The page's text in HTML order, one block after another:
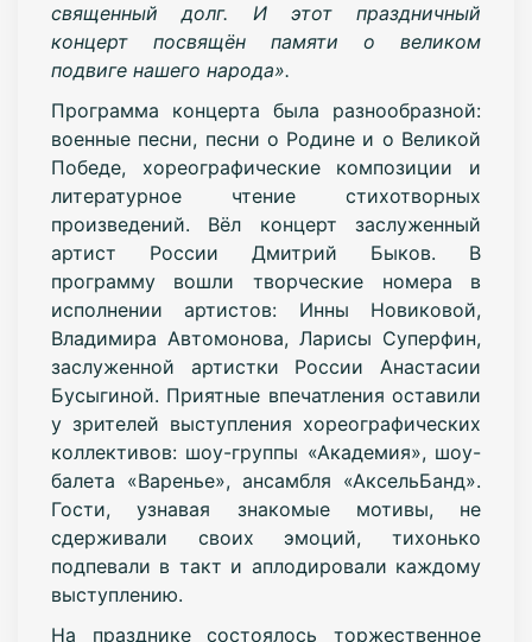
священный долг. И этот праздничный
концерт посвящён памяти о великом
подвиге нашего народа».
Программа концерта была разнообразной:
военные песни, песни о Родине и о Великой
Победе, хореографические композиции и
литературное чтение стихотворных
произведений. Вёл концерт заслуженный
артист России Дмитрий Быков. В
программу вошли творческие номера в
исполнении артистов: Инны Новиковой,
Владимира Автомонова, Ларисы Суперфин,
заслуженной артистки России Анастасии
Бусыгиной. Приятные впечатления оставили
у зрителей выступления хореографических
коллективов: шоу-группы «Академия», шоу-
балета «Варенье», ансамбля «АксельБанд».
Гости, узнавая знакомые мотивы, не
сдерживали своих эмоций, тихонько
подпевали в такт и аплодировали каждому
выступлению.
На празднике состоялось торжественное